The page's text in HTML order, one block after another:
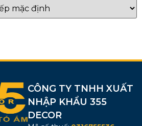
CÔNG TY TNHH XUẤT
NHẬP KHẨU 355
DECOR